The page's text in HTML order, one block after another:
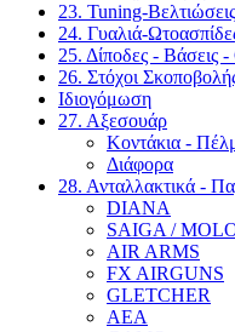
23. Tuning-Βελτιώσεις
24. Γυαλιά-
25. Δίποδες - Βάσεις
26. Στόχοι
Ιδιογόμωση
27. Αξεσουάρ
Κοντάκια -
Διάφορα
28. Ανταλλακτικά -
DIANA
SAIGA /
AIR ARMS
FX AIRGUNS
GLETCHER
AEA